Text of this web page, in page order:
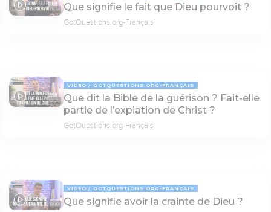
05:01 Que signifie le fait que Dieu pourvoit ?
GotQuestions.org-Français
03:25
VIDÉO GOTQUESTIONS.ORG-FRANÇAIS
Que dit la Bible de la guérison ? Fait-elle
partie de l’expiation de Christ ?
GotQuestions.org-Français
04:01
VIDÉO GOTQUESTIONS.ORG-FRANÇAIS
Que signifie avoir la crainte de Dieu ?